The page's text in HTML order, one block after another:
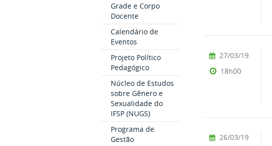
Grade e Corpo
Docente
Calendário de
Eventos
Projeto Político
Pedagógico
Núcleo de Estudos
sobre Gênero e
Sexualidade do
IFSP (NUGS)
Programa de
Gestão
27/03/19
18h00
26/03/19